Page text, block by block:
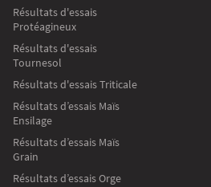
Résultats d'essais
Protéagineux
Résultats d'essais
Tournesol
Résultats d'essais Triticale
Résultats d’essais Maïs
Ensilage
Résultats d’essais Maïs
Grain
Résultats d’essais Orge